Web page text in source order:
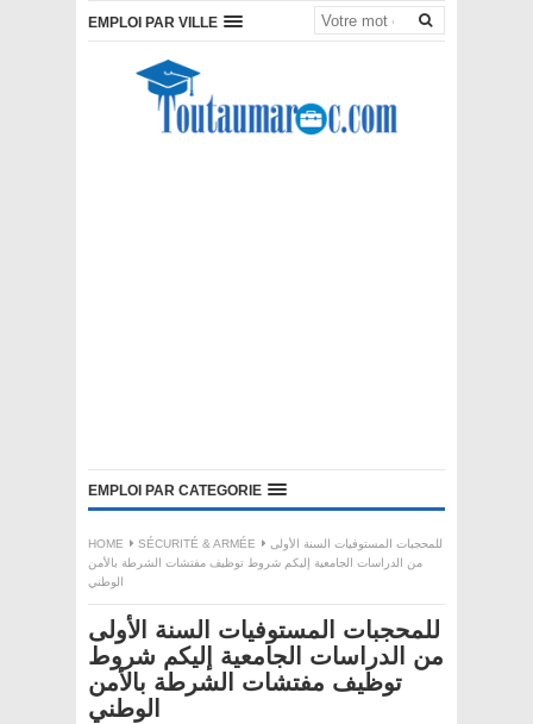
EMPLOI PAR VILLE
EMPLOI PAR CATEGORIE
HOME SÉCURITÉ & ARMÉE
للمحجبات المستوفيات السنة الأولى
من الدراسات الجامعية إليكم شروط توظيف مفتشات الشرطة بالأمن
الوطني
للمحجبات المستوفيات السنة الأولى
من الدراسات الجامعية إليكم شروط
توظيف مفتشات الشرطة بالأمن
الوطني